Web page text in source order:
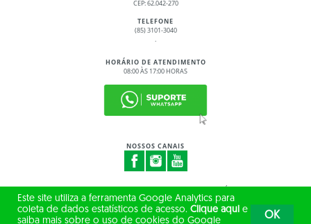
CEP: 62.042-270
TELEFONE
(85) 3101-3040
.
HORÁRIO DE ATENDIMENTO
08:00 ÀS 17:00 HORAS
NOSSOS CANAIS
TODOS OS DIREITOS RESERVADOS
Este site utiliza a ferramenta Google Analytics para
coleta de dados estatísticos de acesso. Clique aqui e
saiba mais sobre o uso de cookies do Google
OK